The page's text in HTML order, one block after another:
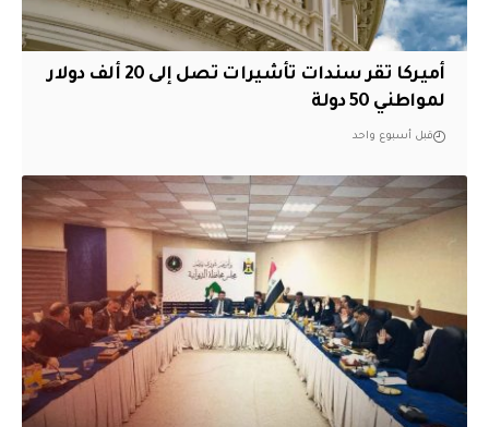
أميركا تقر سندات تأشيرات تصل إلى 20 ألف دولار
لمواطني 50 دولة
قبل أسبوع واحد